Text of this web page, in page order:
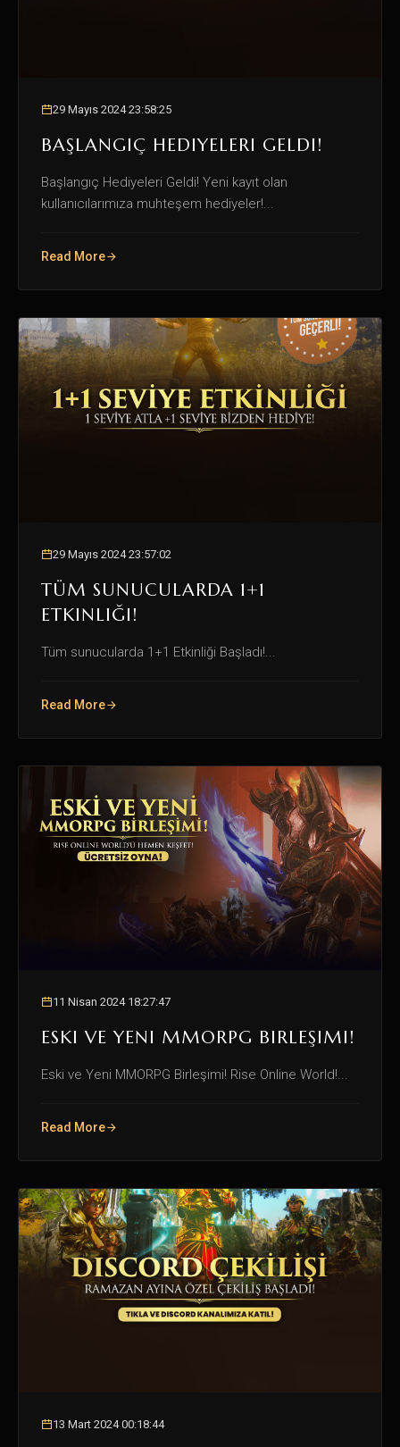
29 Mayıs 2024 23:58:25
BAŞLANGIÇ HEDIYELERI GELDI!
Başlangıç Hediyeleri Geldi! Yeni kayıt olan
kullanıcılarımıza muhteşem hediyeler!...
Read More
29 Mayıs 2024 23:57:02
TÜM SUNUCULARDA 1+1
ETKINLIĞI!
Tüm sunucularda 1+1 Etkinliği Başladı!...
Read More
11 Nisan 2024 18:27:47
ESKI VE YENI MMORPG BIRLEŞIMI!
Eski ve Yeni MMORPG Birleşimi! Rise Online World!...
Read More
13 Mart 2024 00:18:44